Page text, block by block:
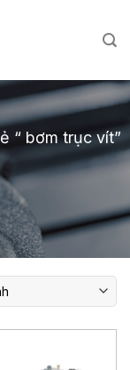
“ bơm trục vít”